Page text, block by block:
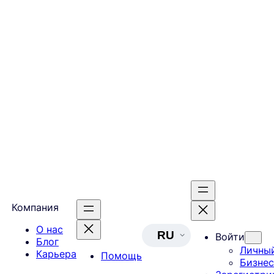
Компания
О нас
Блог
Карьера
Помощь
RU
Войти
Бизнес